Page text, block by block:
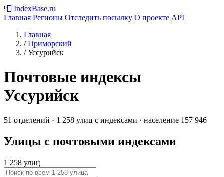
📮 IndexBase.ru
Главная Регионы Отследить посылку О проекте API
Главная
/ Приморский
/ Уссурийск
Почтовые индексы
Уссурийск
51 отделений · 1 258 улиц с индексами · население 157 946
Улицы с почтовыми индексами
1 258 улиц